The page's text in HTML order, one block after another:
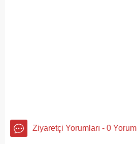
Ziyaretçi Yorumları - 0 Yorum